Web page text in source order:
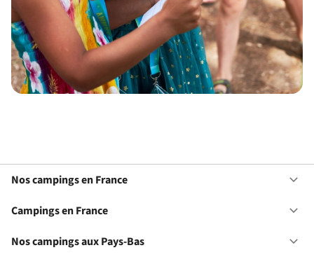
Nos campings en France
Campings en France
Nos campings aux Pays-Bas